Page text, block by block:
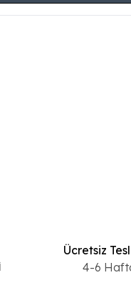
Ücretsiz
4-6